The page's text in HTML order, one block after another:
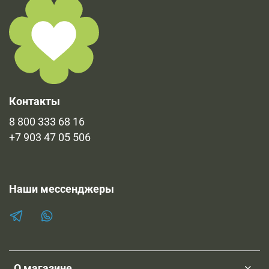
имеющиеся документы в печатном виде и
предоставляются по запросу.
Контакты
8 800 333 68 16
+7 903 47 05 506
Наши мессенджеры